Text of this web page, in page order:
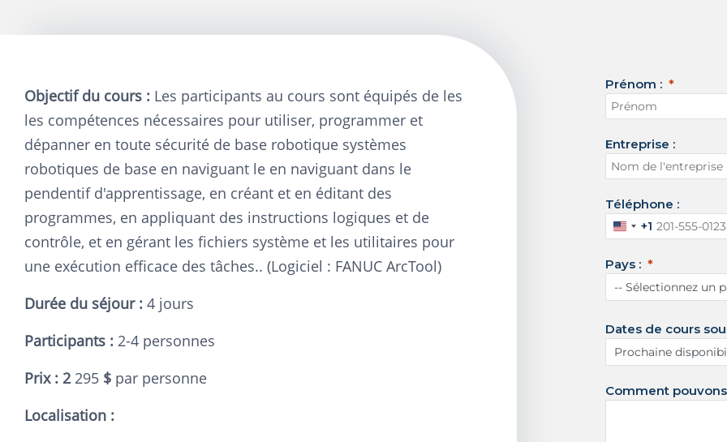
Objectif du cours : Les participants au cours sont équipés de les
les compétences nécessaires pour utiliser, programmer et
dépanner en toute sécurité de base robotique systèmes
robotiques de base en naviguant le en naviguant dans le
pendentif d'apprentissage, en créant et en éditant des
programmes, en appliquant des instructions logiques et de
contrôle, et en gérant les fichiers système et les utilitaires pour
une exécution efficace des tâches.. (Logiciel : FANUC ArcTool)
Durée du séjour : 4 jours
Participants : 2-4 personnes
Prix : 2 295 $ par personne
Localisation :
Prénom :
Entreprise :
Téléphone :
É
a
s
U
n
i
+
+1
Pays :
Dates de cours
Comment